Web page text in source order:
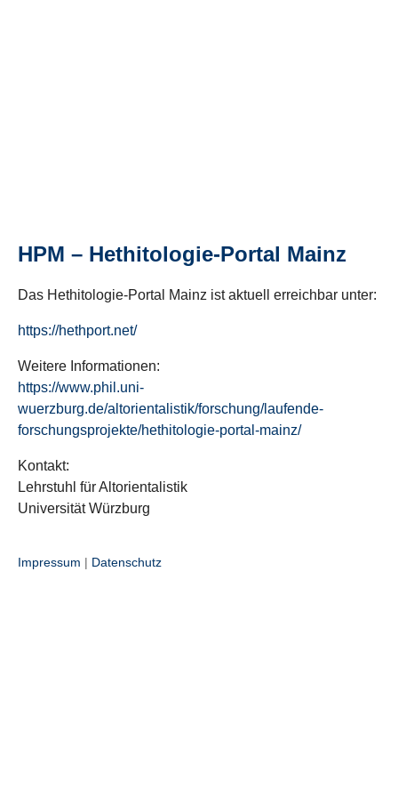
HPM – Hethitologie-Portal Mainz
Das Hethitologie-Portal Mainz ist aktuell erreichbar unter:
https://hethport.net/
Weitere Informationen:
https://www.phil.uni-
wuerzburg.de/altorientalistik/forschung/laufende-
forschungsprojekte/hethitologie-portal-mainz/
Kontakt:
Lehrstuhl für Altorientalistik
Universität Würzburg
Impressum | Datenschutz